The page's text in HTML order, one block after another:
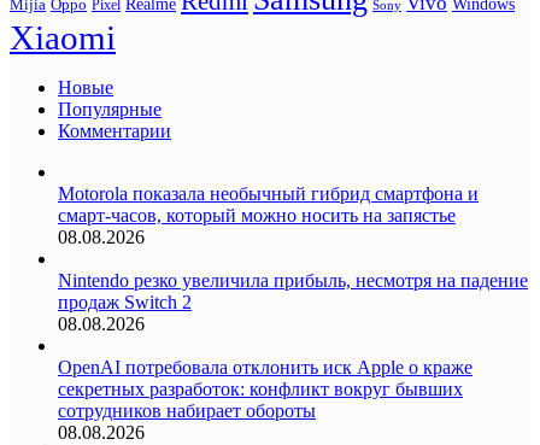
Mijia Oppo Pixel Sony Windows
Xiaomi
Новые
Популярные
Комментарии
Motorola показала необычный гибрид смартфона и
смарт-часов, который можно носить на запястье
08.08.2026
Nintendo резко увеличила прибыль, несмотря на падение
продаж Switch 2
08.08.2026
OpenAI потребовала отклонить иск Apple о краже
секретных разработок: конфликт вокруг бывших
сотрудников набирает обороты
08.08.2026